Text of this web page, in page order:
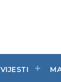
VIJESTI